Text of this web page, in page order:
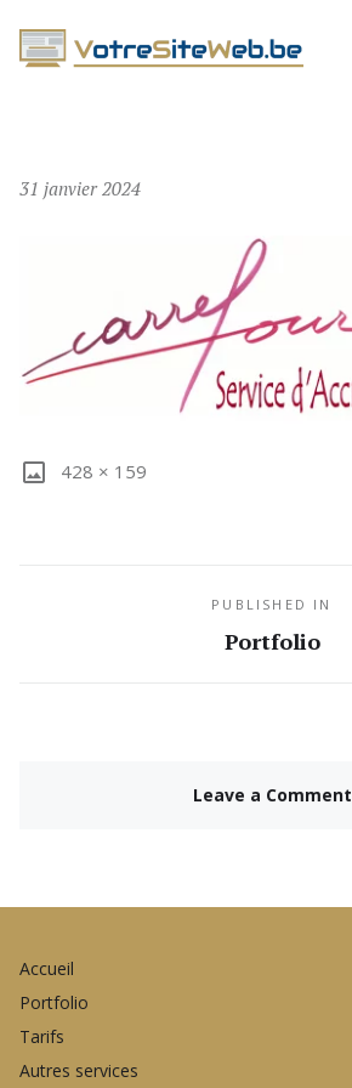
VOTRESITEWEB.BE
31 janvier 2024
428 × 159
PUBLISHED IN
Portfolio
Leave a Comment
Accueil
Portfolio
Tarifs
Autres services